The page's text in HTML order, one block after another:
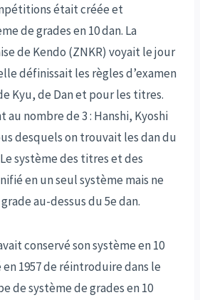
était créée et
de grades en 10 dan. La
de Kendo (ZNKR) voyait le jour
définissait les règles d’examen
Kyu, de Dan et pour les titres.
au nombre de 3 : Hanshi, Kyoshi
desquels on trouvait les dan du
système des titres et des
en un seul système mais ne
au-dessus du 5e dan.
conservé son système en 10
1957 de réintroduire dans le
de système de grades en 10